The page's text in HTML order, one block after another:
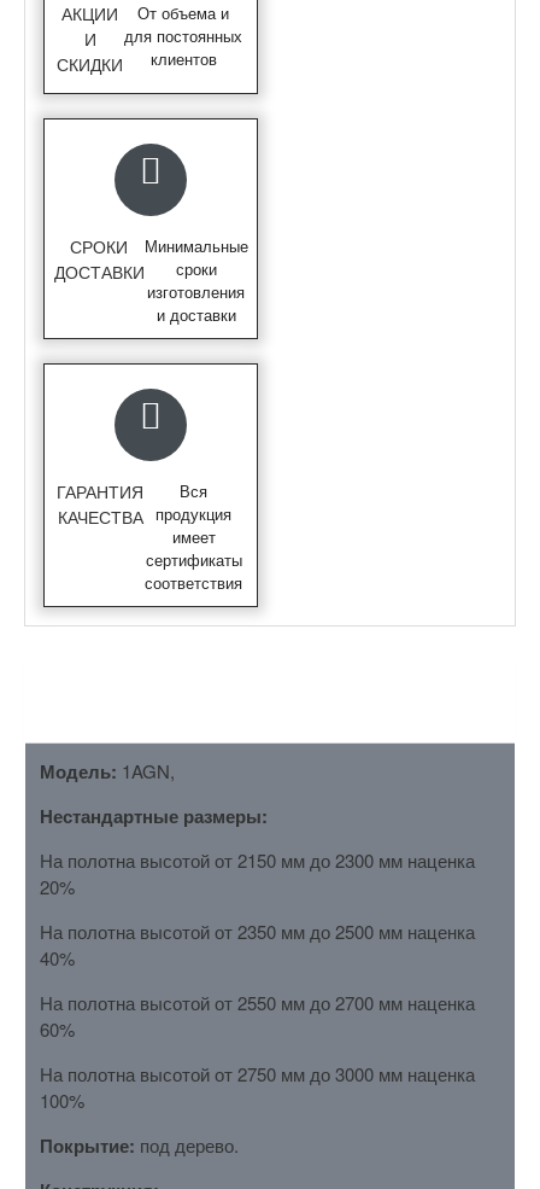
АКЦИИ
И
СКИДКИ
От объема и
для постоянных
клиентов
СРОКИ
ДОСТАВКИ
Минимальные
сроки
изготовления
и доставки
ГАРАНТИЯ
КАЧЕСТВА
Вся
продукция
имеет
сертификаты
соответствия
Модель: 1AGN,
Нестандартные размеры:
На полотна высотой от 2150 мм до 2300 мм наценка
20%
На полотна высотой от 2350 мм до 2500 мм наценка
40%
На полотна высотой от 2550 мм до 2700 мм наценка
60%
На полотна высотой от 2750 мм до 3000 мм наценка
100%
Покрытие: под дерево.